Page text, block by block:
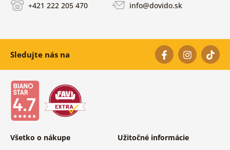
+421 222 205 470 info@dovido.sk
Sledujte nás na
Všetko o nákupe Užitočné informácie